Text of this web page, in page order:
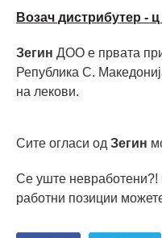
Возач дистрибутер - ц
Зегин ДОО е првата
Република С.
на лекови.
Сите огласи од Зегин
Се уште невработени?!
работни позиции